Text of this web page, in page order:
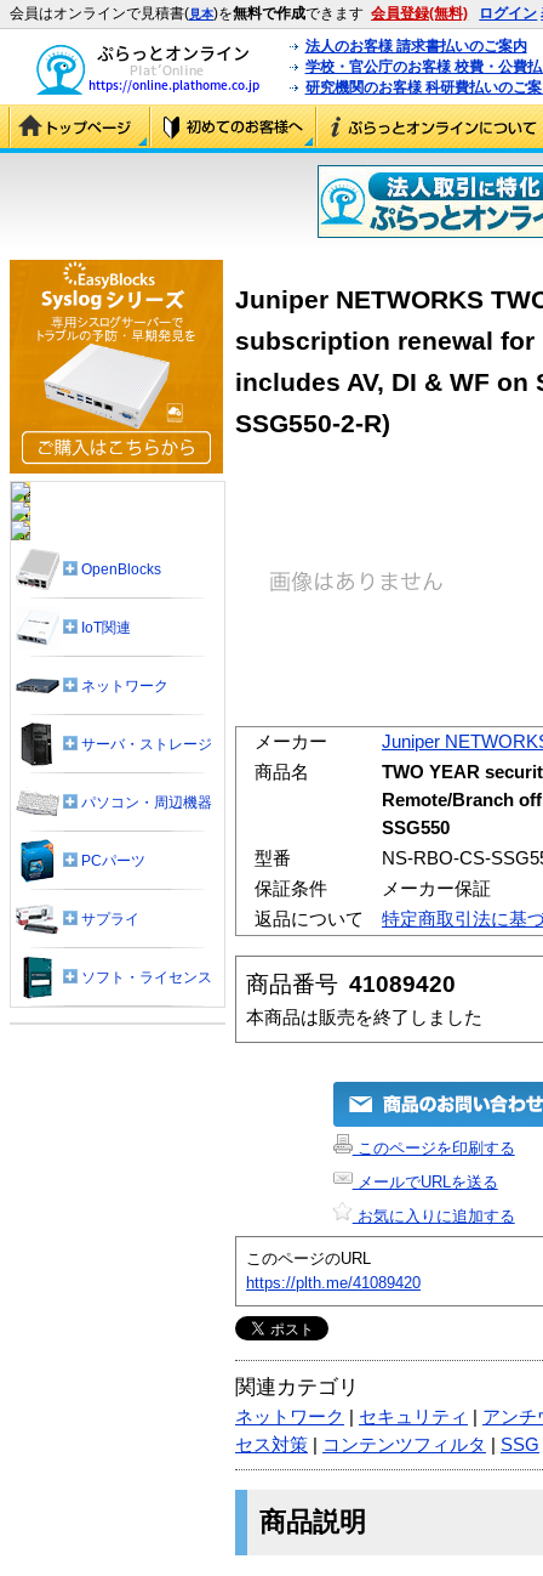
会員はオンラインで見積書(見本)を無料で作成できます 会員登録(無料) ログイン
法人のお客様 請求書払いのご案内
学校・官公庁のお客様 校費・公費
研究機関のお客様 科研費払いのご
Juniper NETWORKS
subscription renewal for
includes AV, DI & WF on
SSG550-2-R)
メーカー
Juniper
商品名
TWO YEAR
Remote/Branch
SSG550
型番
NS-RBO-CS-
保証条件
メーカー保証
返品について
特定商取引法に基
商品番号 41089420
本商品は販売を終了しました
このページを印刷する
メールでURLを送る
お気に入りに追加する
このページのURL
https://plth.me/41089420
関連カテゴリ
ネットワーク セキュリティ
アンチ
セス対策
コンテンツフィルタ SSG
商品説明
OpenBlocks
IoT関連
ネットワーク
サーバ・ストレージ
パソコン・周辺機器
PCパーツ
サプライ
ソフト・ライセンス